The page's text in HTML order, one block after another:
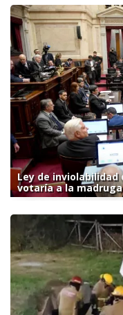
Ley de inviolabilidad
votaría a la